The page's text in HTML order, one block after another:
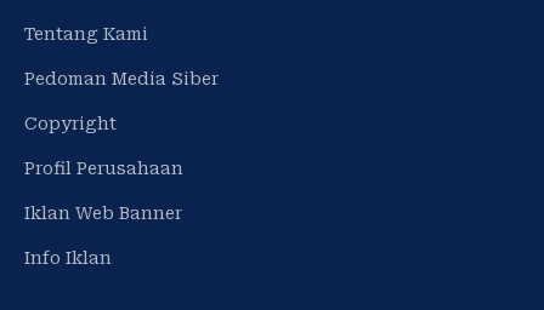
Tentang Kami
Pedoman Media Siber
Copyright
Profil Perusahaan
Iklan Web Banner
Info Iklan